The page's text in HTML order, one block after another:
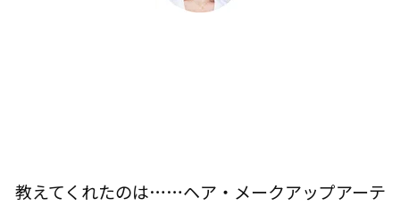
教えてくれたのは……ヘア・メークアップアーテ